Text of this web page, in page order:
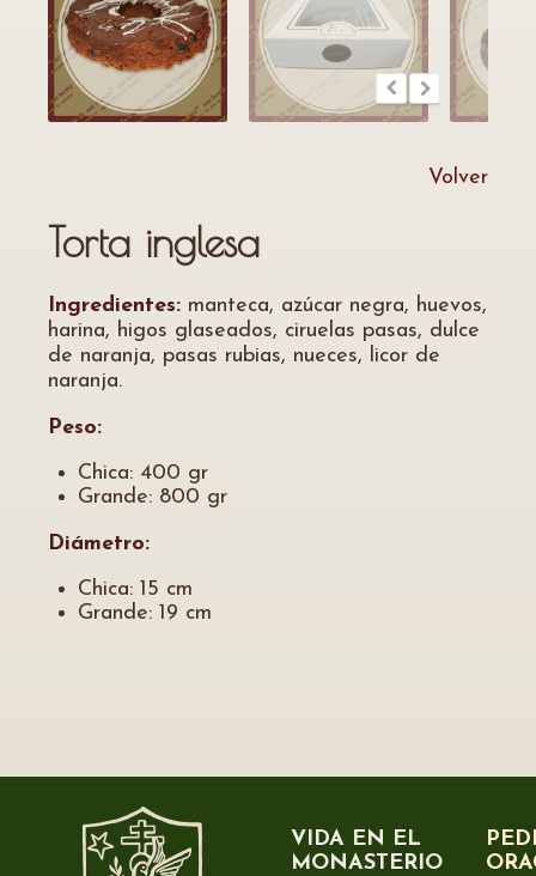
Volver
Torta inglesa
Ingredientes: manteca, azúcar negra, huevos,
harina, higos glaseados, ciruelas pasas, dulce
de naranja, pasas rubias, nueces, licor de
naranja.
Peso:
Chica: 400 gr
Grande: 800 gr
Diámetro:
Chica: 15 cm
Grande: 19 cm
VIDA EN EL
MONASTERIO